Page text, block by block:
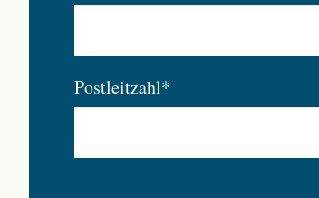
Postleitzahl*